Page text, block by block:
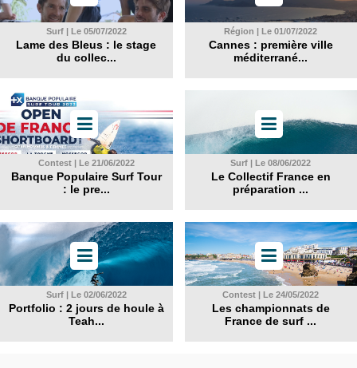
Surf | Le 05/07/2022
Lame des Bleus : le stage
du collec...
Région | Le 01/07/2022
Cannes : première ville
méditerrané...
Contest | Le 21/06/2022
Banque Populaire Surf Tour
: le pre...
Surf | Le 08/06/2022
Le Collectif France en
préparation ...
Surf | Le 02/06/2022
Portfolio : 2 jours de houle à
Teah...
Contest | Le 24/05/2022
Les championnats de
France de surf ...